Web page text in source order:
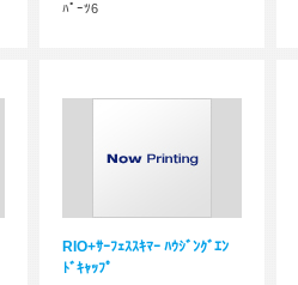
ﾊﾟｰﾂ6
RIO+ｻｰﾌｪｽｽｷﾏｰ ﾊｳｼﾞﾝｸﾞｴﾝ
ﾄﾞｷｬｯﾌﾟ